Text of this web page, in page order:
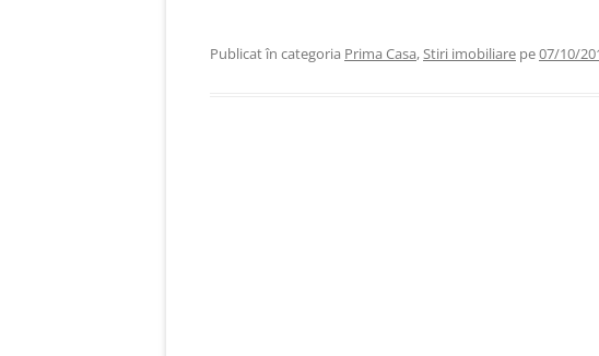
Publicat în categoria Prima Casa,Stiri imobiliare pe07/10/